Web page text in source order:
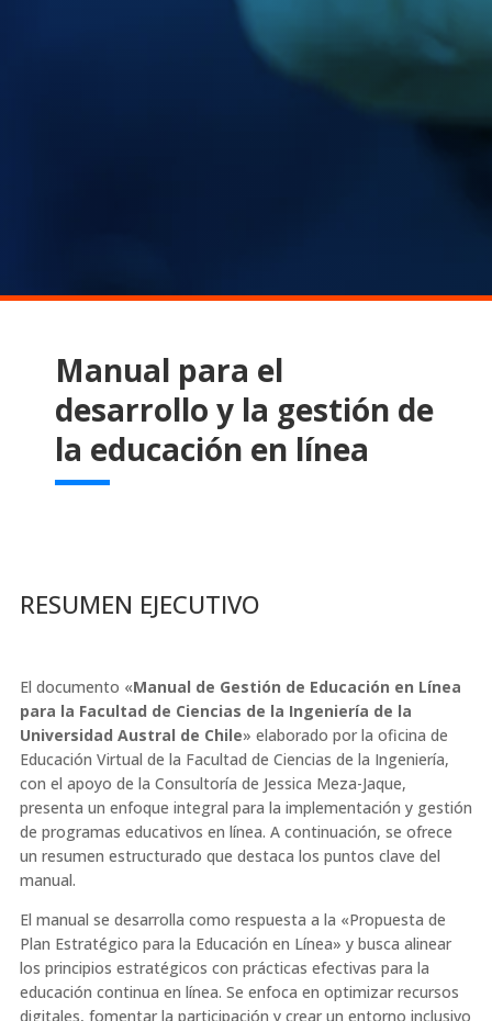
Manual para el
desarrollo y la gestión de
la educación en línea
RESUMEN EJECUTIVO
El documento «Manual de Gestión de Educación en Línea
para la Facultad de Ciencias de la Ingeniería de la
Universidad Austral de Chile» elaborado por la oficina de
Educación Virtual de la Facultad de Ciencias de la Ingeniería,
con el apoyo de la Consultoría de Jessica Meza-Jaque,
presenta un enfoque integral para la implementación y gestión
de programas educativos en línea. A continuación, se ofrece
un resumen estructurado que destaca los puntos clave del
manual.
El manual se desarrolla como respuesta a la «Propuesta de
Plan Estratégico para la Educación en Línea» y busca alinear
los principios estratégicos con prácticas efectivas para la
educación continua en línea. Se enfoca en optimizar recursos
digitales, fomentar la participación y crear un entorno inclusivo